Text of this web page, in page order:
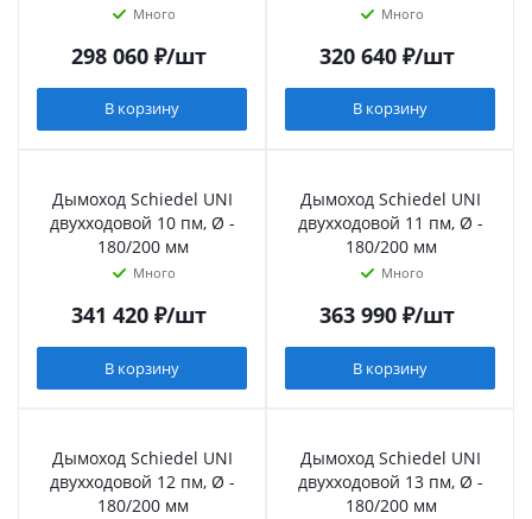
Много
298 060₽/шт
В корзину
Много
320 640₽/шт
В корзину
Дымоход Schiedel UNI
двухходовой 10 пм, Ø -
180/200 мм
Много
341 420₽/шт
В корзину
Дымоход Schiedel UNI
двухходовой 11 пм, Ø -
180/200 мм
Много
363 990₽/шт
В корзину
Дымоход Schiedel UNI
двухходовой 12 пм, Ø -
180/200 мм
Дымоход Schiedel UNI
двухходовой 13 пм, Ø -
180/200 мм